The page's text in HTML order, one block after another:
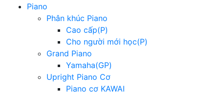
Piano
Phân khúc Piano
Cao cấp(P)
Cho người mới học(P)
Grand Piano
Yamaha(GP)
Upright Piano Cơ
Piano cơ KAWAI